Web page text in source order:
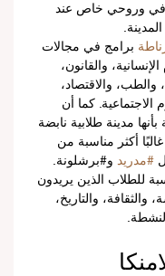
وروحي خاص عند
برامج في مجالات
والقانون،
والطب، والاقتصاد،
الاجتماعية. كما أن
مدينة طلابية نابضة
غالبًا أكثر مناسبة من
#مدريد و#برشلونة.
للطلاب الذين يريدون
والثقافة، والتاريخ،